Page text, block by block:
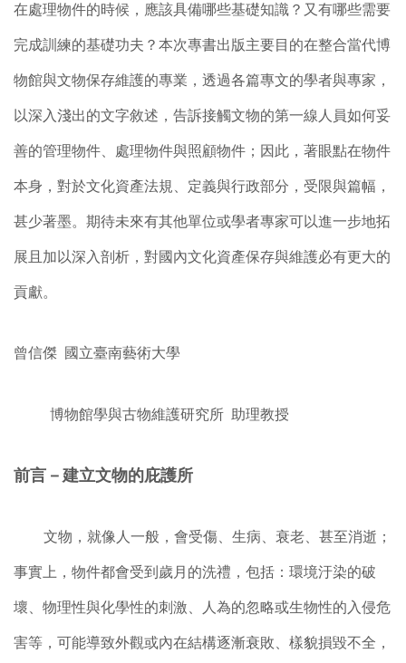
在處理物件的時候，應該具備哪些基礎知識？又有哪些需要
完成訓練的基礎功夫？本次專書出版主要目的在整合當代博
物館與文物保存維護的專業，透過各篇專文的學者與專家，
以深入淺出的文字敘述，告訴接觸文物的第一線人員如何妥
善的管理物件、處理物件與照顧物件；因此，著眼點在物件
本身，對於文化資產法規、定義與行政部分，受限與篇幅，
甚少著墨。期待未來有其他單位或學者專家可以進一步地拓
展且加以深入剖析，對國內文化資產保存與維護必有更大的
貢獻。
曾信傑 國立臺南藝術大學
博物館學與古物維護研究所 助理教授
前言－建立文物的庇護所
文物，就像人一般，會受傷、生病、衰老、甚至消逝；
事實上，物件都會受到歲月的洗禮，包括：環境汙染的破
壞、物理性與化學性的刺激、人為的忽略或生物性的入侵危
害等，可能導致外觀或內在結構逐漸衰敗、樣貌損毀不全，